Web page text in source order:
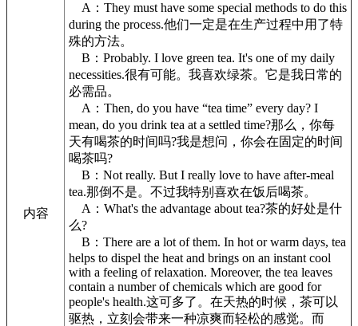
内容
A：They must have some special methods to do this
during the process.他们一定是在生产过程中用了特
殊的方法。
B：Probably. I love green tea. It's one of my daily
necessities.很有可能。我喜欢绿茶。它是我日常的
必需品。
A：Then, do you have “tea time” every day? I
mean, do you drink tea at a settled time?那么，你每
天有喝茶的时间吗?我是想问，你会在固定的时间
喝茶吗?
B：Not really. But I really love to have after-meal
tea.那倒不是。不过我特别喜欢在饭后喝茶。
A：What's the advantage about tea?茶的好处是什
么?
B：There are a lot of them. In hot or warm days, tea
helps to dispel the heat and brings on an instant cool
with a feeling of relaxation. Moreover, the tea leaves
contain a number of chemicals which are good for
people's health.这可多了。在天热的时候，茶可以
驱热，立刻会带来一种凉爽而轻松的感觉。而